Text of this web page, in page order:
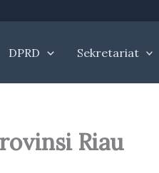
DPRD Sekretariat
Riau